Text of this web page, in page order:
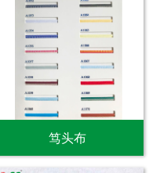
笃头布